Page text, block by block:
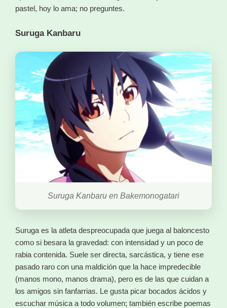
pastel, hoy lo ama; no preguntes.
Suruga Kanbaru
Suruga Kanbaru en Bakemonogatari
Suruga es la atleta despreocupada que juega al baloncesto
como si besara la gravedad: con intensidad y un poco de
rabia contenida. Suele ser directa, sarcástica, y tiene ese
pasado raro con una maldición que la hace impredecible
(manos mono, manos drama), pero es de las que cuidan a
los amigos sin fanfarrias. Le gusta picar bocados ácidos y
escuchar música a todo volumen; también escribe poemas